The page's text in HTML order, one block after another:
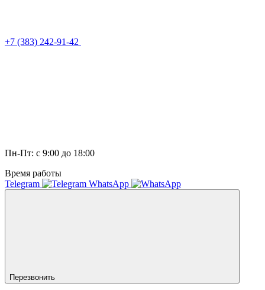
+7 (383) 242-91-42
Пн-Пт: с 9:00 до 18:00
Время работы
Telegram
WhatsApp
Перезвонить